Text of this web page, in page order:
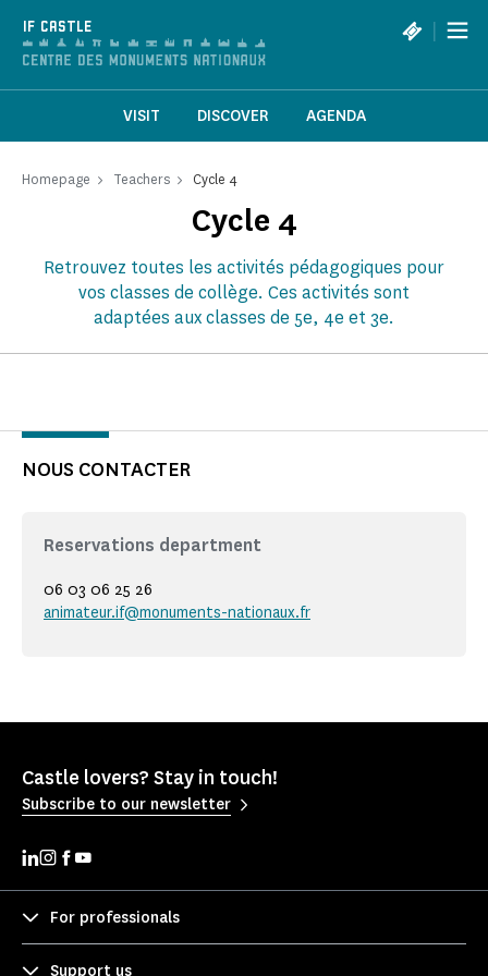
IF CASTLE |
VISIT DISCOVER AGENDA
Homepage Teachers Cycle 4
Cycle 4
Retrouvez toutes les activités pédagogiques pour
vos classes de collège. Ces activités sont
adaptées aux classes de 5e, 4e et 3e.
NOUS CONTACTER
Reservations department
06 03 06 25 26
animateur.if@monuments-nationaux.fr
Castle lovers? Stay in touch!
Subscribe to our newsletter
For professionals
Support us